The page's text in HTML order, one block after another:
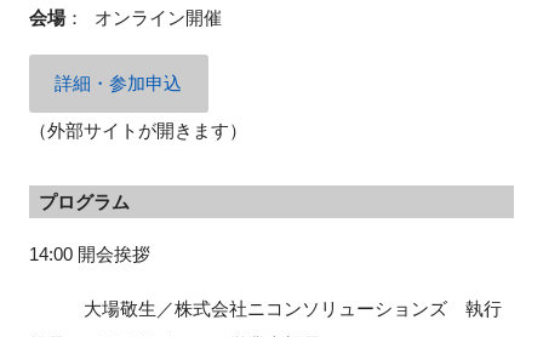
イベントお知らせメール登録
会場： オンライン開催
詳細・参加申込
（外部サイトが開きます）
プログラム
14:00 開会挨拶
大場敬生／株式会社ニコンソリューションズ 執行